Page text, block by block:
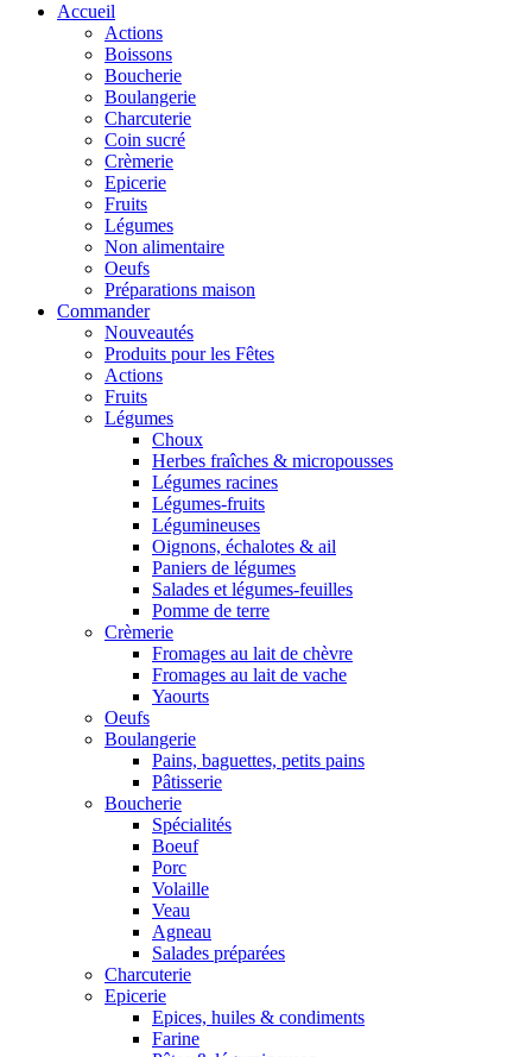
Accueil
Actions
Boissons
Boucherie
Boulangerie
Charcuterie
Coin sucré
Crèmerie
Epicerie
Fruits
Légumes
Non alimentaire
Oeufs
Préparations maison
Commander
Nouveautés
Produits pour les Fêtes
Actions
Fruits
Légumes
Choux
Herbes fraîches & micropousses
Légumes racines
Légumes-fruits
Légumineuses
Oignons, échalotes & ail
Paniers de légumes
Salades et légumes-feuilles
Pomme de terre
Crèmerie
Fromages au lait de chèvre
Fromages au lait de vache
Yaourts
Oeufs
Boulangerie
Pains, baguettes, petits pains
Pâtisserie
Boucherie
Spécialités
Boeuf
Porc
Volaille
Veau
Agneau
Salades préparées
Charcuterie
Epicerie
Epices, huiles & condiments
Farine